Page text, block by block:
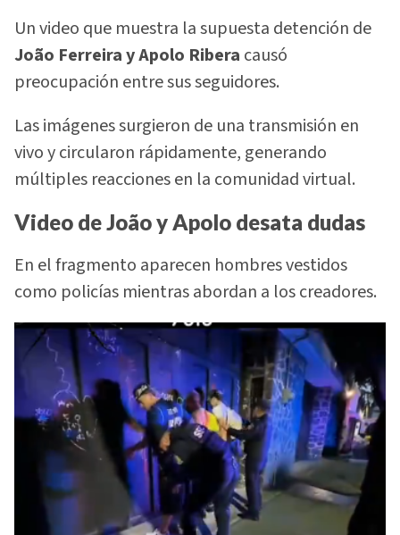
Un video que muestra la supuesta detención de
João Ferreira y Apolo Ribera causó
preocupación entre sus seguidores.
Las imágenes surgieron de una transmisión en
vivo y circularon rápidamente, generando
múltiples reacciones en la comunidad virtual.
Video de João y Apolo desata dudas
En el fragmento aparecen hombres vestidos
como policías mientras abordan a los creadores.